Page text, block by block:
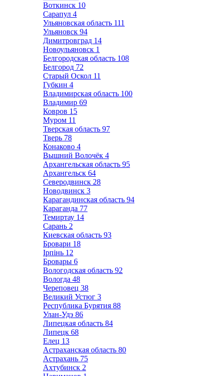
Воткинск 10
Сарапул 4
Ульяновская область 111
Ульяновск 94
Димитровград 14
Новоульяновск 1
Белгородская область 108
Белгород 72
Старый Оскол 11
Губкин 4
Владимирская область 100
Владимир 69
Ковров 15
Муром 11
Тверская область 97
Тверь 78
Конаково 4
Вышний Волочёк 4
Архангельская область 95
Архангельск 64
Северодвинск 28
Новодвинск 3
Карагандинская область 94
Караганда 77
Темиртау 14
Сарань 2
Киевская область 93
Бровари 18
Ірпінь 12
Бровары 6
Вологодская область 92
Вологда 48
Череповец 38
Великий Устюг 3
Республика Бурятия 88
Улан-Удэ 86
Липецкая область 84
Липецк 68
Елец 13
Астраханская область 80
Астрахань 75
Ахтубинск 2